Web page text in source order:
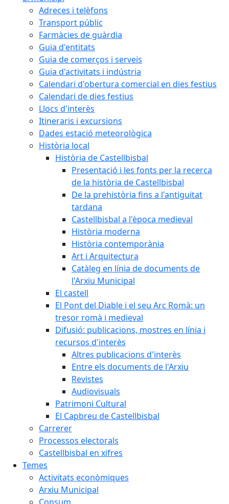
Adreces i telèfons
Transport públic
Farmàcies de guàrdia
Guia d'entitats
Guia de comerços i serveis
Guia d'activitats i indústria
Calendari d'obertura comercial en dies festius
Calendari de dies festius
Llocs d'interès
Itineraris i excursions
Dades estació meteorològica
Història local
Història de Castellbisbal
Presentació i les fonts per la recerca
de la història de Castellbisbal
De la prehistòria fins a l'antiguitat
tardana
Castellbisbal a l'època medieval
Història moderna
Història contemporània
Art i Arquitectura
Catàleg en línia de documents de
l'Arxiu Municipal
El castell
El Pont del Diable i el seu Arc Romà: un
tresor romà i medieval
Difusió: publicacions, mostres en línia i
recursos d'interès
Altres publicacions d'interès
Entre els documents de l'Arxiu
Revistes
Audiovisuals
Patrimoni Cultural
El Capbreu de Castellbisbal
Carrerer
Processos electorals
Castellbisbal en xifres
Temes
Activitats econòmiques
Arxiu Municipal